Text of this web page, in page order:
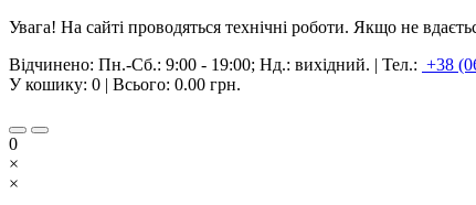
Увага! На сайті проводяться технічні роботи. Якщо не
Відчинено: Пн.-Сб.: 9:00 - 19:00; Нд.: вихідний. | Тел.: +38
У кошику: 0 | Всього: 0.00 грн.
0
×
×